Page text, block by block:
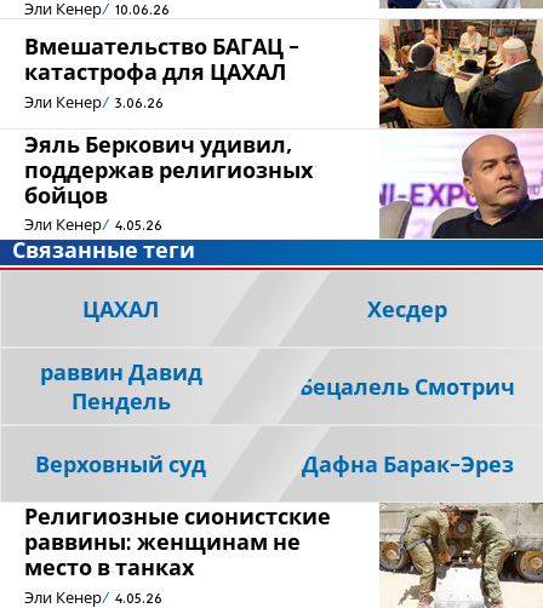
Эли Кенер 10.06.26
Вмешательство БАГАЦ -
катастрофа для ЦАХАЛ
Эли Кенер 3.06.26
Эяль Беркович удивил,
поддержав религиозных
бойцов
Эли Кенер 4.05.26
Религиозные сионистские
раввины: женщинам не
место в танках
Эли Кенер 4.05.26
Связанные теги
ЦАХАЛ Хесдер
раввин Давид
Пендель
Бецалель Смотрич
Верховный суд Дафна Барак-Эрез